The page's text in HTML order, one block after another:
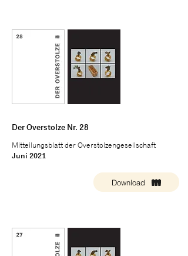
Der Overstolze Nr. 28
Mitteilungsblatt der Overstolzengesellschaft
Juni 2021
Download